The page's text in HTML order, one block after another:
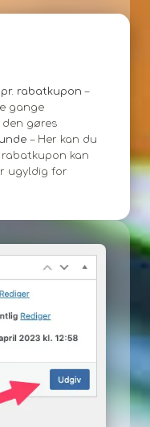
rabatkupon –
gange
gøres
– Her kan du
kan
ugyldig for